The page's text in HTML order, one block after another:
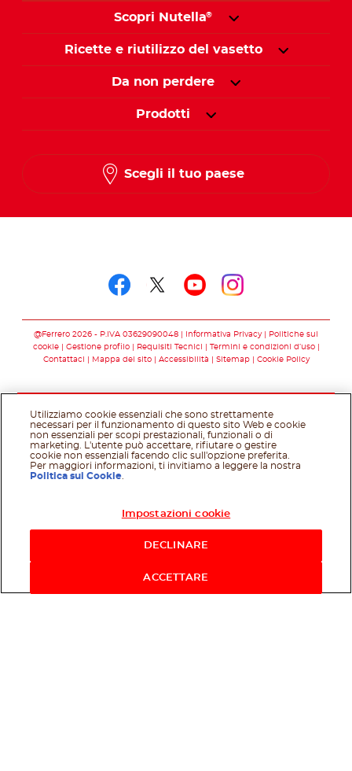
Scopri Nutella®
Ricette e riutilizzo del vasetto
Da non perdere
Prodotti
Scegli il tuo paese
@Ferrero 2026 - P.IVA 03629090048 Informativa Privacy
Politiche sui
cookie
Gestione profilo Requisiti Tecnici
Termini e condizioni d’uso
Contattaci
Mappa del sito Accessibilità Sitemap Cookie Policy
Utilizziamo cookie essenziali che sono strettamente
necessari per il funzionamento di questo sito Web e cookie
non essenziali per scopi prestazionali, funzionali o di
marketing. L'utente può accettare, rifiutare o gestire
cookie non essenziali facendo clic sull'opzione preferita.
Per maggiori informazioni, ti invitiamo a leggere la nostra
Politica sui Cookie
Impostazioni cookie
DECLINARE
ACCETTARE